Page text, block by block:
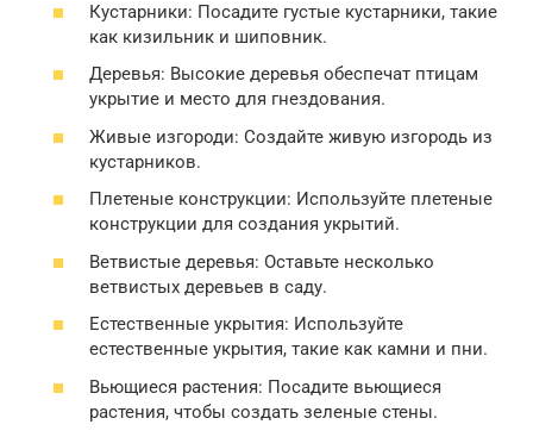
Кустарники: Посадите густые кустарники, такие
как кизильник и шиповник.
Деревья: Высокие деревья обеспечат птицам
укрытие и место для гнездования.
Живые изгороди: Создайте живую изгородь из
кустарников.
Плетеные конструкции: Используйте плетеные
конструкции для создания укрытий.
Ветвистые деревья: Оставьте несколько
ветвистых деревьев в саду.
Естественные укрытия: Используйте
естественные укрытия, такие как камни и пни.
Вьющиеся растения: Посадите вьющиеся
растения, чтобы создать зеленые стены.